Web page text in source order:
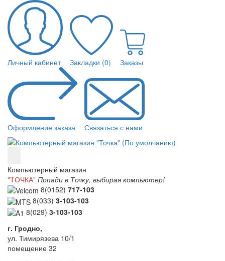
Личный кабинет Закладки (0) Заказы
Оформление заказа Связаться с нами
Компьютерный магазин
"TОЧКА" Попади в Точку, выбирая компьютер!
8(0152) 717-103
8(033) 3-103-103
8(029) 3-103-103
г. Гродно,
ул. Тимирязева 10/1
помещение 32